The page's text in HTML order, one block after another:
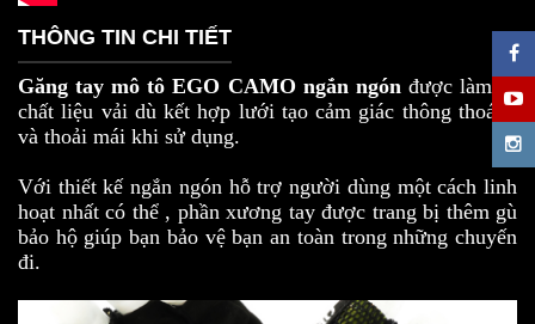
THÔNG TIN CHI TIẾT
Găng tay mô tô EGO CAMO ngắn ngónđược làm từ
chất liệu vải dù kết hợp lưới tạo cảm giác thông thoáng
và thoải mái khi sử dụng.
Với thiết kế ngắn ngón hỗ trợ người dùng một cách linh
hoạt nhất có thể , phần xương tay được trang bị thêm gù
bảo hộ giúp bạn bảo vệ bạn an toàn trong những chuyến
đi.